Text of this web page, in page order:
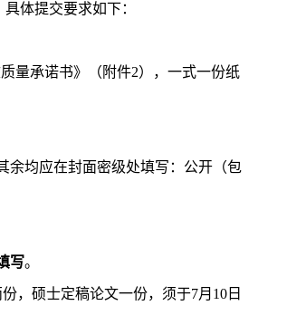
体提交要求如下：
量承诺书》（附件2），一式一份纸
余均应在封面密级处填写：公开（包
写。
，硕士定稿论文一份，须于7月 10 日